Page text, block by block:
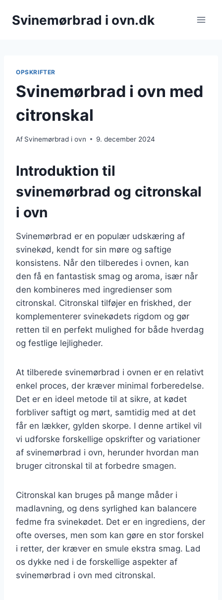
Svinemørbrad i ovn.dk
OPSKRIFTER
Svinemørbrad i ovn med
citronskal
Af Svinemørbrad i ovn 9. december 2024
Introduktion til
svinemørbrad og citronskal
i ovn
Svinemørbrad er en populær udskæring af
svinekød, kendt for sin møre og saftige
konsistens. Når den tilberedes i ovnen, kan
den få en fantastisk smag og aroma, især når
den kombineres med ingredienser som
citronskal. Citronskal tilføjer en friskhed, der
komplementerer svinekødets rigdom og gør
retten til en perfekt mulighed for både hverdag
og festlige lejligheder.
At tilberede svinemørbrad i ovnen er en relativt
enkel proces, der kræver minimal forberedelse.
Det er en ideel metode til at sikre, at kødet
forbliver saftigt og mørt, samtidig med at det
får en lækker, gylden skorpe. I denne artikel vil
vi udforske forskellige opskrifter og variationer
af svinemørbrad i ovn, herunder hvordan man
bruger citronskal til at forbedre smagen.
Citronskal kan bruges på mange måder i
madlavning, og dens syrlighed kan balancere
fedme fra svinekødet. Det er en ingrediens, der
ofte overses, men som kan gøre en stor forskel
i retter, der kræver en smule ekstra smag. Lad
os dykke ned i de forskellige aspekter af
svinemørbrad i ovn med citronskal.